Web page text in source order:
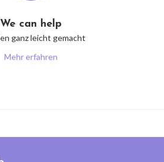
We can help
ganz leicht gemacht
Mehr erfahren